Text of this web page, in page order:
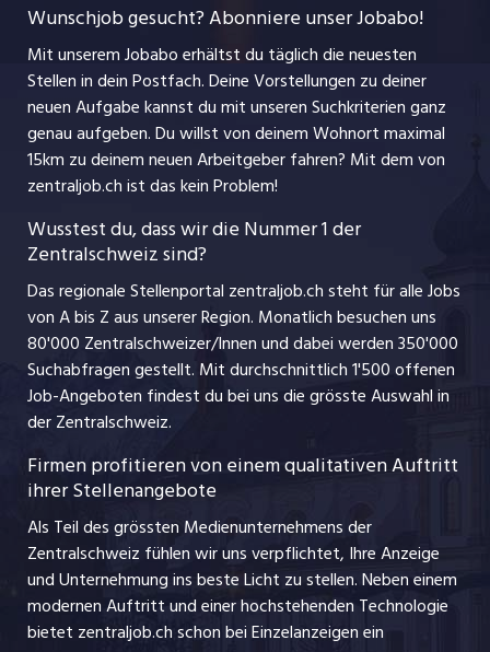
Freelance Jobs
Praktika
Lehrstellen
Ferienjobs
Führungspositionen
Jobline
Nutzungsbedingungen
Impressum
jobbasel.ch
jobbern.ch
jobmittelland.ch
schaffu.ch (VS)
ajourjob.ch
Wunschjob gesucht? Abonniere unser Jobabo!
Mit unserem Jobabo erhältst du täglich die neuesten
Stellen in dein Postfach. Deine Vorstellungen zu deiner
neuen Aufgabe kannst du mit unseren Suchkriterien ganz
genau aufgeben. Du willst von deinem Wohnort maximal
15km zu deinem neuen Arbeitgeber fahren? Mit demvon
zentraljob.ch ist das kein Problem!
Wusstest du, dass wir die Nummer 1 der
Zentralschweiz sind?
Das regionale Stellenportal zentraljob.ch steht für alle Jobs
von A bis Z aus unserer Region. Monatlich besuchen uns
80'000 Zentralschweizer/Innen und dabei werden 350'000
Suchabfragen gestellt. Mit durchschnittlich 1'500 offenen
Job-Angeboten findest du bei uns die grösste Auswahl in
der Zentralschweiz.
Firmen profitieren von einem qualitativen Auftritt
ihrer Stellenangebote
Als Teil des grössten Medienunternehmens der
Zentralschweiz fühlen wir uns verpflichtet, Ihre Anzeige
und Unternehmung ins beste Licht zu stellen. Neben einem
modernen Auftritt und einer hochstehenden Technologie
bietet zentraljob.ch schon bei Einzelanzeigen ein